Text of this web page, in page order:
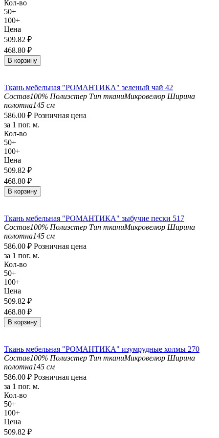
Кол-во
50+
100+
Цена
509.82 ₽
468.80 ₽
В корзину
Ткань мебельная "РОМАНТИКА" зеленый чай 42
Состав100% Полиэстер Тип тканиМикровелюр Ширина
полотна145 см
586.00 ₽ Розничная цена
за 1 пог. м.
Кол-во
50+
100+
Цена
509.82 ₽
468.80 ₽
В корзину
Ткань мебельная "РОМАНТИКА" зыбучие пески 517
Состав100% Полиэстер Тип тканиМикровелюр Ширина
полотна145 см
586.00 ₽ Розничная цена
за 1 пог. м.
Кол-во
50+
100+
Цена
509.82 ₽
468.80 ₽
В корзину
Ткань мебельная "РОМАНТИКА" изумрудные холмы 270
Состав100% Полиэстер Тип тканиМикровелюр Ширина
полотна145 см
586.00 ₽ Розничная цена
за 1 пог. м.
Кол-во
50+
100+
Цена
509.82 ₽